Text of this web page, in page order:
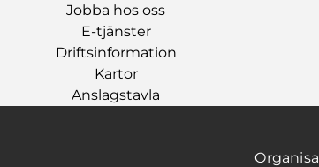
Jobba hos oss
E-tjänster
Driftsinformation
Kartor
Anslagstavla